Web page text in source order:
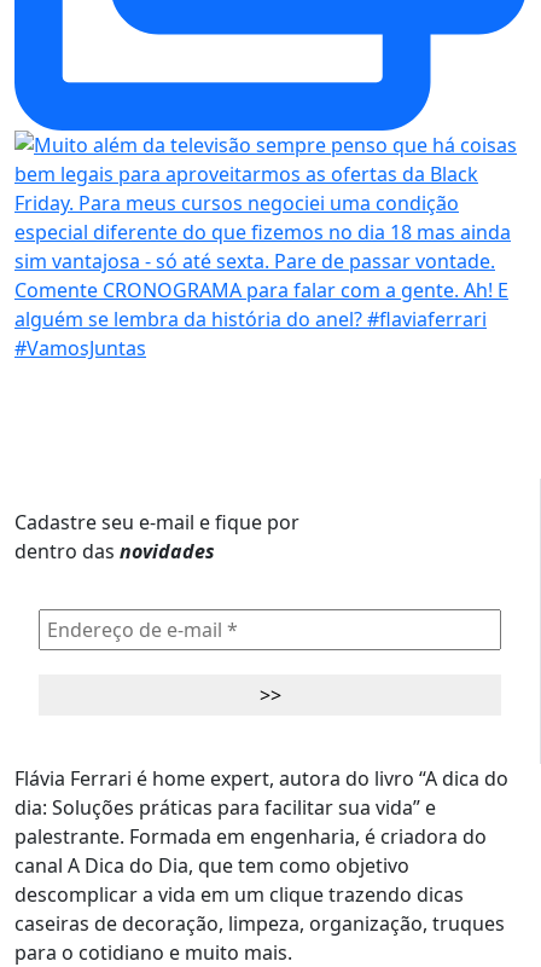
Cadastre seu e-mail e fique por
dentro das novidades
Flávia Ferrari é home expert, autora do livro “A dica do
dia: Soluções práticas para facilitar sua vida” e
palestrante. Formada em engenharia, é criadora do
canal A Dica do Dia, que tem como objetivo
descomplicar a vida em um clique trazendo dicas
caseiras de decoração, limpeza, organização, truques
para o cotidiano e muito mais.